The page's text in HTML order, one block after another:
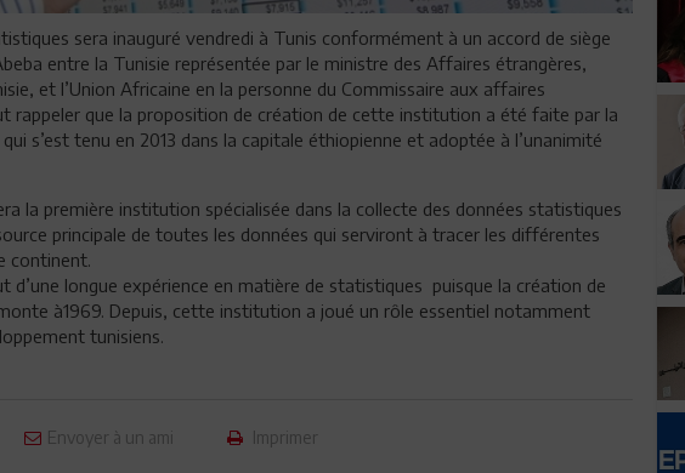
sera inauguré vendredi à Tunis conformément à un accord de siège
entre la Tunisie représentée par le ministre des Affaires étrangères,
et l’Union Africaine en la personne du Commissaire aux affaires
rappeler que la proposition de création de cette institution a été faite par la
s’est tenu en 2013 dans la capitale éthiopienne et adoptée à l’unanimité
la première institution spécialisée dans la collecte des données statistiques
principale de toutes les données qui serviront à tracer les différentes
continent.
d’une longue expérience en matière de statistiques puisque la création de
à1969. Depuis, cette institution a joué un rôle essentiel notamment
tunisiens.
Envoyer à un ami Imprimer